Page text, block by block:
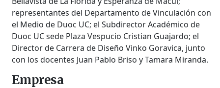
representantes del Departamento de Vinculación con
el Medio de Duoc UC; el Subdirector Académico de
Duoc UC sede Plaza Vespucio Cristian Guajardo; el
Director de Carrera de Diseño Vinko Goravica, junto
con los docentes Juan Pablo Briso y Tamara Miranda.
Empresa